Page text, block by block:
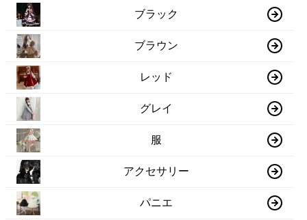
ブラック
ブラウン
レッド
グレイ
服
アクセサリー
パニエ